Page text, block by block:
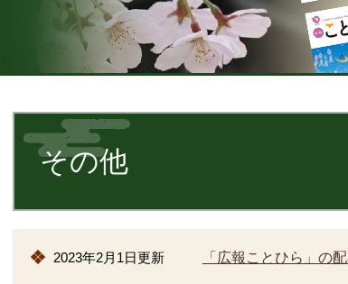
文
その他
2023年2月1日更新 「広報ことひら」の